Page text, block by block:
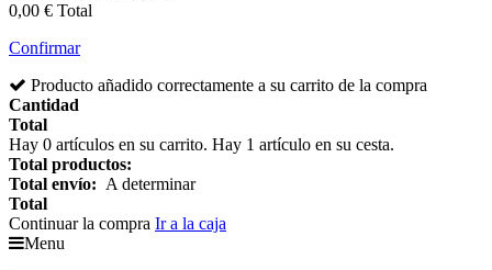
0,00 € Total
Confirmar
Producto añadido correctamente a su carrito de la compra
Cantidad
Total
Hay 0 artículos en su carrito. Hay 1 artículo en su cesta.
Total productos:
Total envío: A determinar
Total
Continuar la compra Ir a la caja
Menu